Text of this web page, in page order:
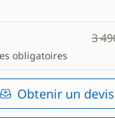
3
obligatoires
Obtenir un devis